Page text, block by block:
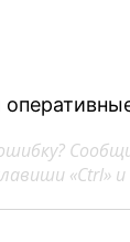
«Ctrl» и